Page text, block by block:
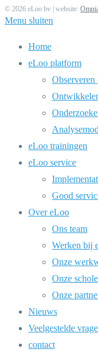
© 2026 eLoo bv | website:
Menu sluiten
Home
eLoo platform
eLoo trainingen
eLoo service
Good
Over eLoo
Ons team
Werken bij
Onze
Onze
Onze
Nieuws
Veelgestelde
contact